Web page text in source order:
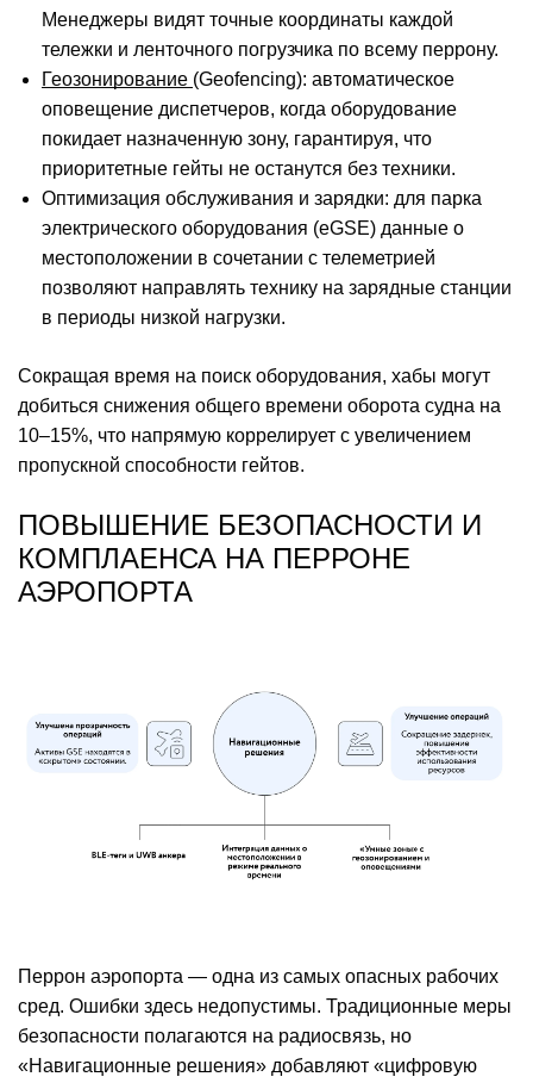
Менеджеры видят точные координаты каждой
тележки и ленточного погрузчика по всему перрону.
Геозонирование (Geofencing): автоматическое
оповещение диспетчеров, когда оборудование
покидает назначенную зону, гарантируя, что
приоритетные гейты не останутся без техники.
Оптимизация обслуживания и зарядки: для парка
электрического оборудования (eGSE) данные о
местоположении в сочетании с телеметрией
позволяют направлять технику на зарядные станции
в периоды низкой нагрузки.
Сокращая время на поиск оборудования, хабы могут
добиться снижения общего времени оборота судна на
10–15%, что напрямую коррелирует с увеличением
пропускной способности гейтов.
ПОВЫШЕНИЕ БЕЗОПАСНОСТИ И
КОМПЛАЕНСА НА ПЕРРОНЕ
АЭРОПОРТА
Перрон аэропорта — одна из самых опасных рабочих
сред. Ошибки здесь недопустимы. Традиционные меры
безопасности полагаются на радиосвязь, но
«Навигационные решения» добавляют «цифровую